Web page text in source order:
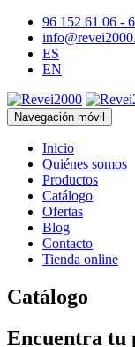
96 152 61 06 -
ES
EN
Navegación móvil
Inicio
Quiénes somos
Productos
Catálogo
Ofertas
Blog
Contacto
Tienda online
Catálogo
Encuentra tu